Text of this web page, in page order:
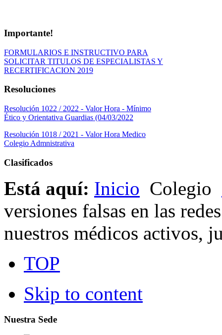
Importante!
FORMULARIOS E INSTRUCTIVO PARA
SOLICITAR TITULOS DE ESPECIALISTAS Y
RECERTIFICACION 2019
Resoluciones
Resolución 1022 / 2022 - Valor Hora - Mínimo
Ético y Orientativa Guardias (04/03/2022
Resolución 1018 / 2021 - Valor Hora Medico
Colegio Admnistrativa
Clasificados
Está aquí: Inicio Colegio
versiones falsas en las
nuestros médicos activos,
TOP
Skip to content
Nuestra Sede